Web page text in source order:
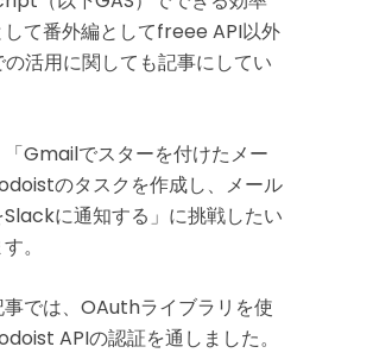
て番外編としてfreee API以外
の活用に関しても記事にしてい
Gmailでスターを付けたメー
のタスクを作成し、メール
に通知する」に挑戦したい
。
では、OAuthライブラリを使
APIの認証を通しました。